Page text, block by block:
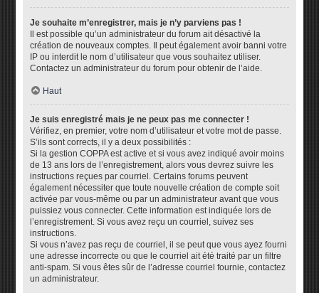
Je souhaite m’enregistrer, mais je n’y parviens pas !
Il est possible qu’un administrateur du forum ait désactivé la
création de nouveaux comptes. Il peut également avoir banni votre
IP ou interdit le nom d’utilisateur que vous souhaitez utiliser.
Contactez un administrateur du forum pour obtenir de l’aide.
Haut
Je suis enregistré mais je ne peux pas me connecter !
Vérifiez, en premier, votre nom d’utilisateur et votre mot de passe.
S’ils sont corrects, il y a deux possibilités :
Si la gestion COPPA est active et si vous avez indiqué avoir moins
de 13 ans lors de l’enregistrement, alors vous devrez suivre les
instructions reçues par courriel. Certains forums peuvent
également nécessiter que toute nouvelle création de compte soit
activée par vous-même ou par un administrateur avant que vous
puissiez vous connecter. Cette information est indiquée lors de
l’enregistrement. Si vous avez reçu un courriel, suivez ses
instructions.
Si vous n’avez pas reçu de courriel, il se peut que vous ayez fourni
une adresse incorrecte ou que le courriel ait été traité par un filtre
anti-spam. Si vous êtes sûr de l’adresse courriel fournie, contactez
un administrateur.